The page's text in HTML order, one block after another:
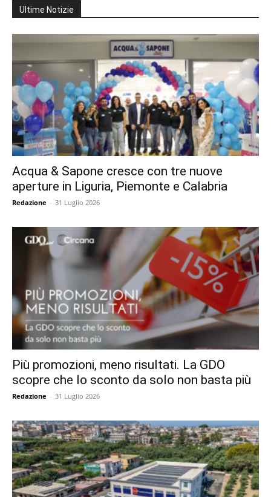
Ultime Notizie
Acqua & Sapone cresce con tre nuove
aperture in Liguria, Piemonte e Calabria
Redazione - 31 Luglio 2026
Più promozioni, meno risultati. La GDO
scopre che lo sconto da solo non basta più
Redazione - 31 Luglio 2026